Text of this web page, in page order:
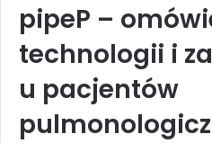
pipeP –
technologii i
u pacjentów